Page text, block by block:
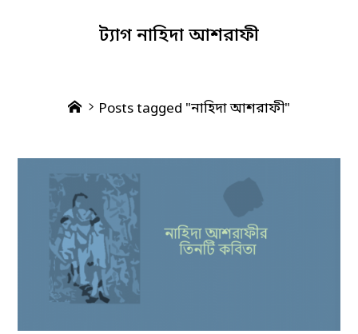
ট্যাগ নাহিদা আশরাফী
HomePosts tagged "নাহিদা আশরাফী"